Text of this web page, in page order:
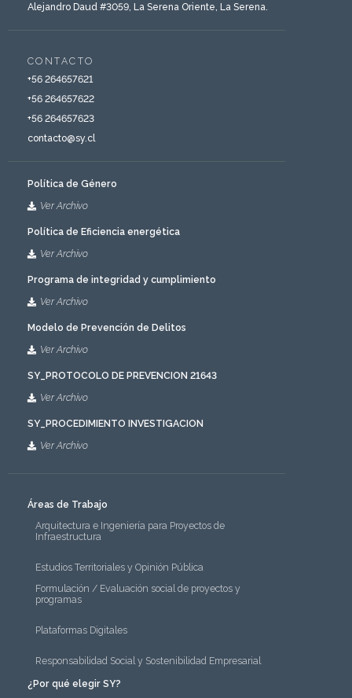
Alejandro Daud #3059, La Serena Oriente, La Serena.
CONTACTO
‎+56 264657621
+56 264657622
‎+56 264657623
contacto@sy.cl
Política de Género
Ver Archivo
Política de Eficiencia energética
Ver Archivo
Programa de integridad y cumplimiento
Ver Archivo
Modelo de Prevención de Delitos
Ver Archivo
SY_PROTOCOLO DE PREVENCION 21643
Ver Archivo
SY_PROCEDIMIENTO INVESTIGACION
Ver Archivo
Áreas de Trabajo
Arquitectura e Ingeniería para Proyectos de
Infraestructura
Estudios Territoriales y Opinión Pública
Formulación / Evaluación social de proyectos y
programas
Plataformas Digitales
Responsabilidad Social y Sostenibilidad Empresarial
¿Por qué elegir SY?